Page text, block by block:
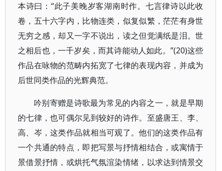
本诗曰：“此子美晚岁客湖南时作。七言律诗以此收
卷，五十六字内，比物连类，似复似繁，茫茫有身世
无穷之感，却又一字不说出，读之但觉满纸是泪。世
之相后也，一千岁矣，而其诗能动人如此。”(20)这些
作品在咏物的范畴内拓宽了七律的表现内容，并成为
后世同类作品的光辉典范。
吟别寄赠是诗歌最为常见的内容之一，就是早期
的七律，也可偶尔见到较好的诗作。至盛唐王、李、
高、岑，这类作品就相当可观了。他们的这类作品有
一个共通的特点，即把写景与抒情相结合，或寓情于
景借景抒情，或烘托气氛渲染情绪，以求达到情景交